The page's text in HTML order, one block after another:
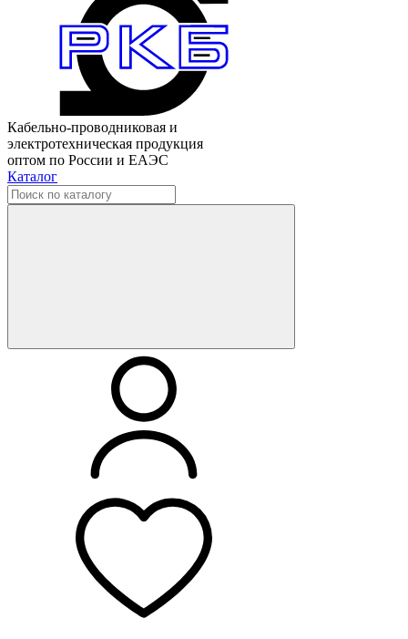
Кабельно-проводниковая и
электротехническая продукция
оптом по России и ЕАЭС
Каталог